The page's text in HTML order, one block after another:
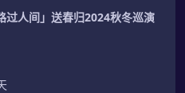
过人间」送春归2024秋冬巡演